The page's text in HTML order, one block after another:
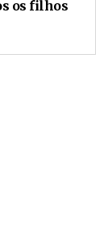
os filhos